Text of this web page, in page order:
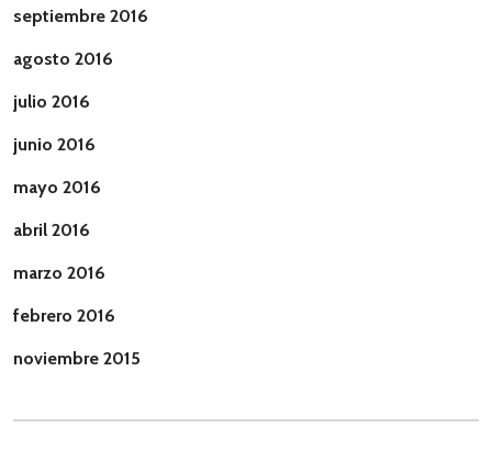
septiembre 2016
agosto 2016
julio 2016
junio 2016
mayo 2016
abril 2016
marzo 2016
febrero 2016
noviembre 2015